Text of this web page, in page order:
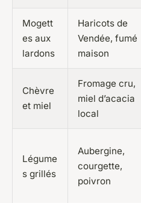
Mogett
es aux
lardons
Haricots de
Vendée, fumé
maison
Chèvre
et miel
Fromage cru,
miel d’acacia
local
Légume
s grillés
Aubergine,
courgette,
poivron